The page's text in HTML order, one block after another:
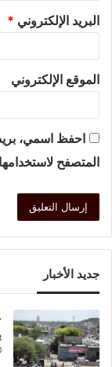
البريد الإلكتروني *
الموقع الإلكتروني
احفظ اسمي،
المتصفح
جديد الأخبار